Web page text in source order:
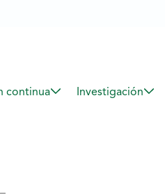
continua Investigación